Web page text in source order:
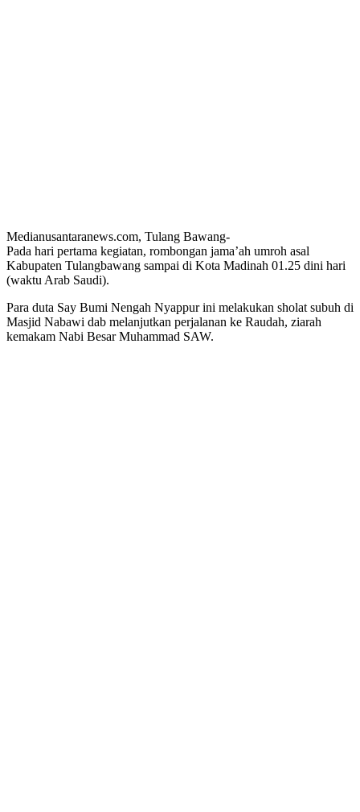
Medianusantaranews.com, Tulang Bawang-
Pada hari pertama kegiatan, rombongan jama’ah umroh asal
Kabupaten Tulangbawang sampai di Kota Madinah 01.25 dini hari
(waktu Arab Saudi).
Para duta Say Bumi Nengah Nyappur ini melakukan sholat subuh di
Masjid Nabawi dab melanjutkan perjalanan ke Raudah, ziarah
kemakam Nabi Besar Muhammad SAW.